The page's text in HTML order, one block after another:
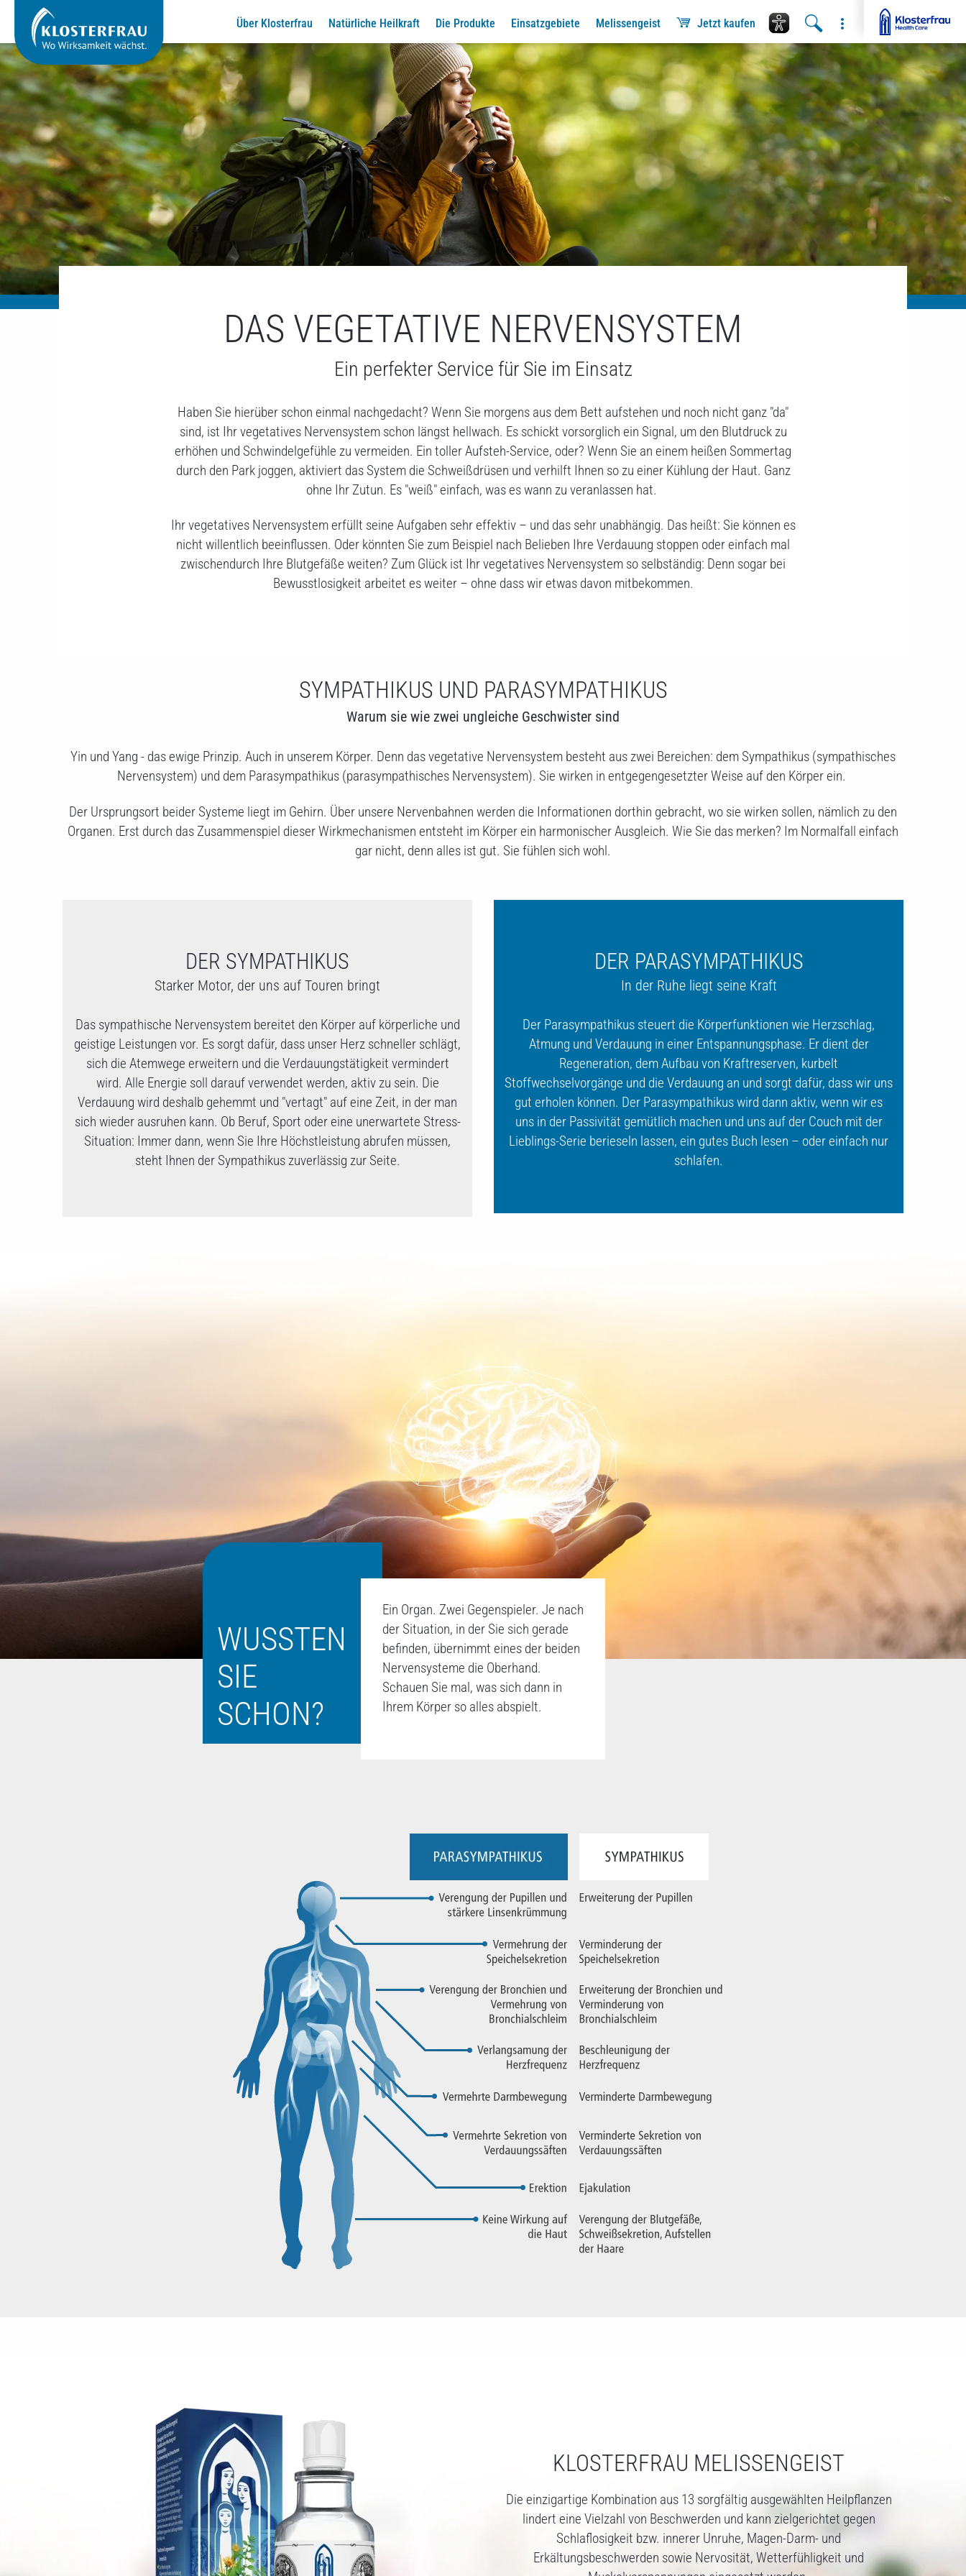
Über Klosterfrau Natürliche Heilkraft Die Produkte Einsatzgebiete Melissengeist Jetzt kaufen
DAS VEGETATIVE NERVENSYSTEM
Ein perfekter Service für Sie im Einsatz
Haben Sie hierüber schon einmal nachgedacht? Wenn Sie morgens aus dem Bett aufstehen und noch nicht ganz "da"
sind, ist Ihr vegetatives Nervensystem schon längst hellwach. Es schickt vorsorglich ein Signal, um den Blutdruck zu
erhöhen und Schwindelgefühle zu vermeiden. Ein toller Aufsteh-Service, oder? Wenn Sie an einem heißen Sommertag
durch den Park joggen, aktiviert das System die Schweißdrüsen und verhilft Ihnen so zu einer Kühlung der Haut. Ganz
ohne Ihr Zutun. Es "weiß" einfach, was es wann zu veranlassen hat.
Ihr vegetatives Nervensystem erfüllt seine Aufgaben sehr effektiv – und das sehr unabhängig. Das heißt: Sie können es
nicht willentlich beeinflussen. Oder könnten Sie zum Beispiel nach Belieben Ihre Verdauung stoppen oder einfach mal
zwischendurch Ihre Blutgefäße weiten? Zum Glück ist Ihr vegetatives Nervensystem so selbständig: Denn sogar bei
Bewusstlosigkeit arbeitet es weiter – ohne dass wir etwas davon mitbekommen.
SYMPATHIKUS UND PARASYMPATHIKUS
Warum sie wie zwei ungleiche Geschwister sind
Yin und Yang - das ewige Prinzip. Auch in unserem Körper. Denn das vegetative Nervensystem besteht aus zwei Bereichen: dem Sympathikus (sympathisches
Nervensystem) und dem Parasympathikus (parasympathisches Nervensystem). Sie wirken in entgegengesetzter Weise auf den Körper ein.
Der Ursprungsort beider Systeme liegt im Gehirn. Über unsere Nervenbahnen werden die Informationen dorthin gebracht, wo sie wirken sollen, nämlich zu den
Organen. Erst durch das Zusammenspiel dieser Wirkmechanismen entsteht im Körper ein harmonischer Ausgleich. Wie Sie das merken? Im Normalfall einfach
gar nicht, denn alles ist gut. Sie fühlen sich wohl.
DER SYMPATHIKUS
Starker Motor, der uns auf Touren bringt
Das sympathische Nervensystem bereitet den Körper auf körperliche und
geistige Leistungen vor. Es sorgt dafür, dass unser Herz schneller schlägt,
sich die Atemwege erweitern und die Verdauungstätigkeit vermindert
wird. Alle Energie soll darauf verwendet werden, aktiv zu sein. Die
Verdauung wird deshalb gehemmt und "vertagt" auf eine Zeit, in der man
sich wieder ausruhen kann. Ob Beruf, Sport oder eine unerwartete Stress-
Situation: Immer dann, wenn Sie Ihre Höchstleistung abrufen müssen,
steht Ihnen der Sympathikus zuverlässig zur Seite.
DER PARASYMPATHIKUS
In der Ruhe liegt seine Kraft
Der Parasympathikus steuert die Körperfunktionen wie Herzschlag,
Atmung und Verdauung in einer Entspannungsphase. Er dient der
Regeneration, dem Aufbau von Kraftreserven, kurbelt
Stoffwechselvorgänge und die Verdauung an und sorgt dafür, dass wir uns
gut erholen können. Der Parasympathikus wird dann aktiv, wenn wir es
uns in der Passivität gemütlich machen und uns auf der Couch mit der
Lieblings-Serie berieseln lassen, ein gutes Buch lesen – oder einfach nur
schlafen.
WUSSTEN
SIE
SCHON?
Ein Organ. Zwei Gegenspieler. Je nach
der Situation, in der Sie sich gerade
befinden, übernimmt eines der beiden
Nervensysteme die Oberhand.
Schauen Sie mal, was sich dann in
Ihrem Körper so alles abspielt.
KLOSTERFRAU MELISSENGEIST
Die einzigartige Kombination aus 13 sorgfältig ausgewählten Heilpflanzen
lindert eine Vielzahl von Beschwerden und kann zielgerichtet gegen
Schlaflosigkeit bzw. innerer Unruhe, Magen-Darm- und
Erkältungsbeschwerden sowie Nervosität, Wetterfühligkeit und